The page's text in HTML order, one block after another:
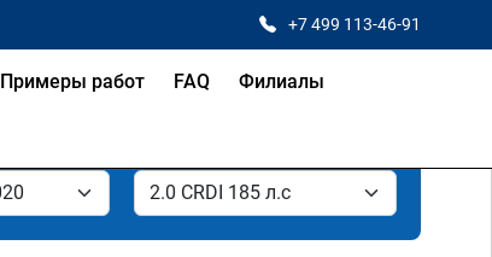
+7 499 113-46-91
Примеры работ FAQ Филиалы